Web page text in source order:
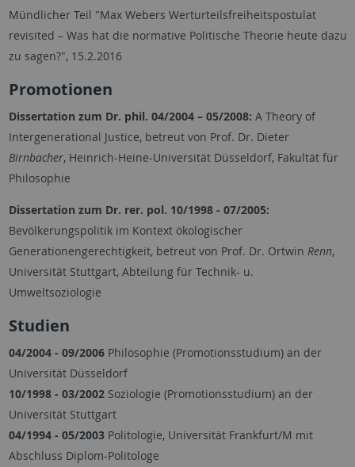
Mündlicher Teil "Max Webers Werturteilsfreiheitspostulat
revisited – Was hat die normative Politische Theorie heute dazu
zu sagen?", 15.2.2016
Promotionen
Dissertation zum Dr. phil. 04/2004 – 05/2008: A Theory of
Intergenerational Justice, betreut von Prof. Dr. Dieter
Birnbacher, Heinrich-Heine-Universität Düsseldorf, Fakultät für
Philosophie
Dissertation zum Dr. rer. pol. 10/1998 - 07/2005:
Bevölkerungspolitik im Kontext ökologischer
Generationengerechtigkeit, betreut von Prof. Dr. Ortwin Renn,
Universität Stuttgart, Abteilung für Technik- u.
Umweltsoziologie
Studien
04/2004 - 09/2006Philosophie (Promotionsstudium) an der
Universität Düsseldorf
10/1998 - 03/2002Soziologie (Promotionsstudium) an der
Universität Stuttgart
04/1994 - 05/2003Politologie, Universität Frankfurt/M mit
Abschluss Diplom-Politologe